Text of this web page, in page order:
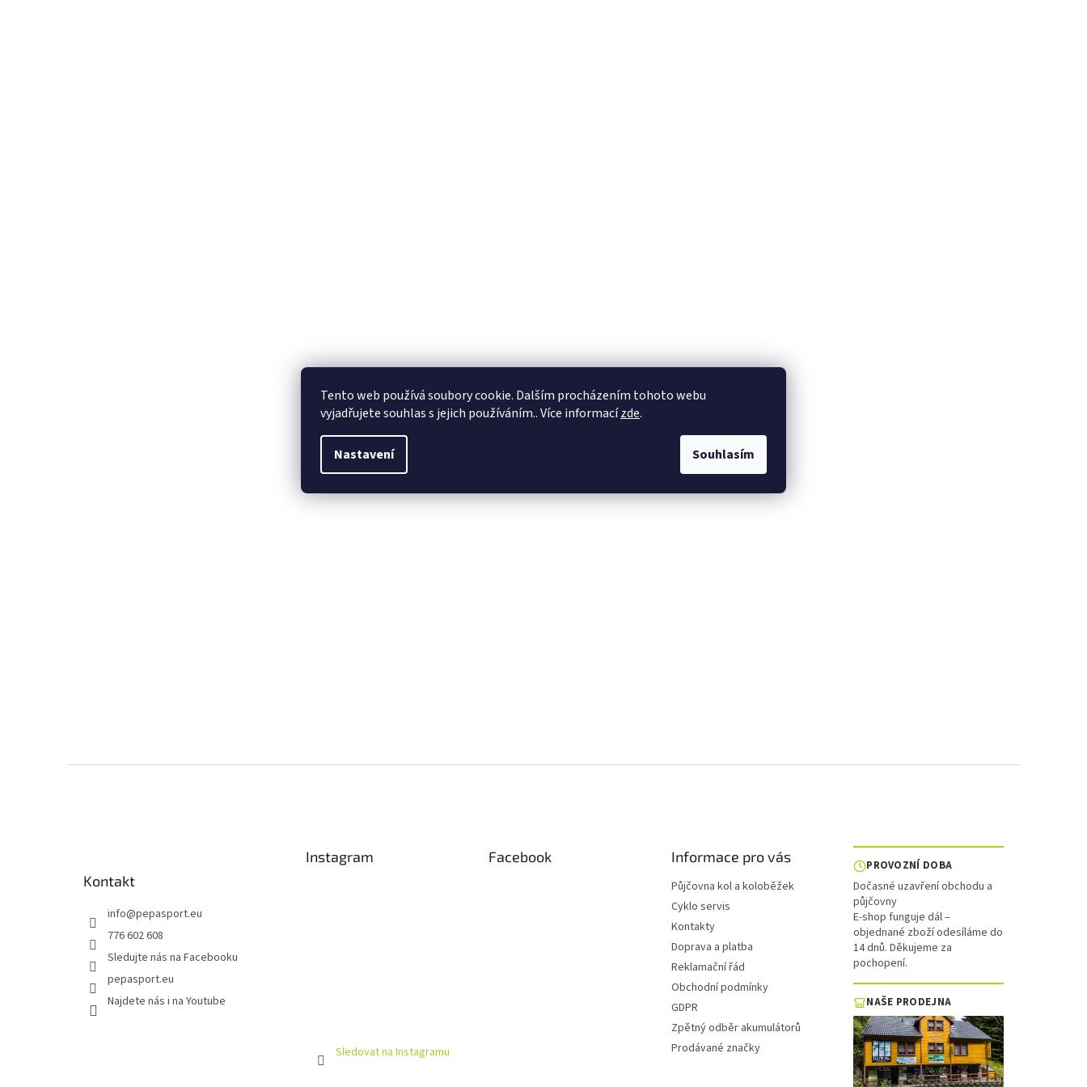
Tento web používá soubory cookie. Dalším procházením tohoto webu
vyjadřujete souhlas s jejich používáním.. Více informacízde.
Nastavení Souhlasím
Kontakt
info@pepasport.eu
776 602 608
Sledujte nás na Facebooku
pepasport.eu
Najdete nás i na Youtube
Instagram
Sledovat na Instagramu
Facebook Informace pro vás
Půjčovna kol a koloběžek
Cyklo servis
Kontakty
Doprava a platba
Reklamační řád
Obchodní podmínky
GDPR
Zpětný odběr akumulátorů
Prodávané značky
PROVOZNÍ DOBA
Dočasné uzavření obchodu a
půjčovny
E-shop funguje dál –
objednané zboží odesíláme do
14 dnů. Děkujeme za
pochopení.
NAŠE PRODEJNA